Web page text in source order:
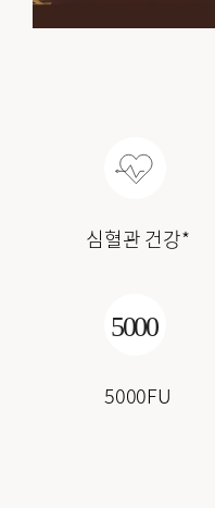
심혈관 건강*
5000FU